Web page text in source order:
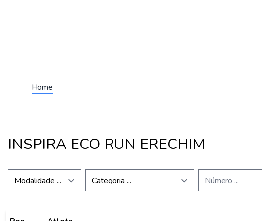
Home
INSPIRA ECO RUN ERECHIM